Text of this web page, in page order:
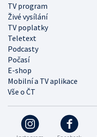
TV program
Živé vysílání
TV poplatky
Teletext
Podcasty
Počasí
E-shop
Mobilní a TV aplikace
Vše o ČT